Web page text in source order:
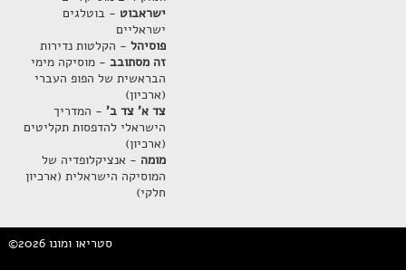
ישראבוט - בוטלגים
ישראליים
פוסיהל- הקלטות נדירות
זה מסתובב- מוסיקה מימי
הבראשית של הפופ העברי
(ארכיון)
צד א' צד ב'- המדריך
הישראלי להדפסות תקליטים
(ארכיון)
מומה - אנציקלופדיה של
המוסיקה הישראלית (ארכיון
חלקי)
©2026 סטריאו ומונו